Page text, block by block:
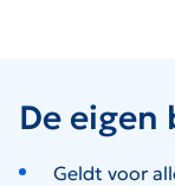
De eigen
Geldt voor